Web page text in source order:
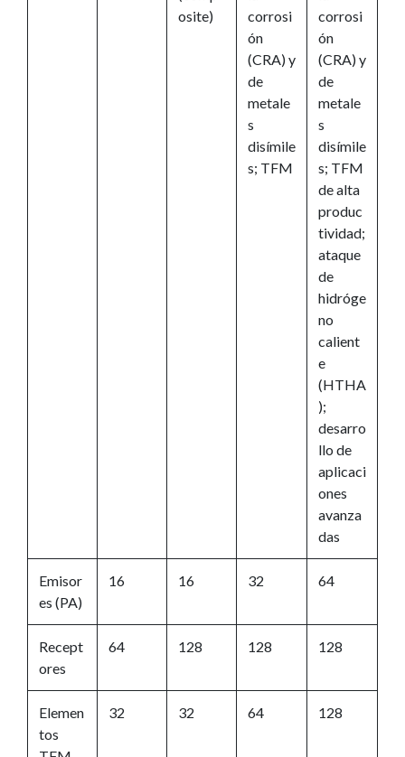
osite)
corrosi
ón
(CRA) y
de
metale
s
disímile
s; TFM
corrosi
ón
(CRA) y
de
metale
s
disímile
s; TFM
de alta
produc
tividad;
ataque
de
hidróge
no
calient
e
(HTHA
);
desarro
llo de
aplicaci
ones
avanza
das
Emisor
es (PA)
16 16 32 64
Recept
ores
64 128 128 128
Elemen
tos
32 32 64 128